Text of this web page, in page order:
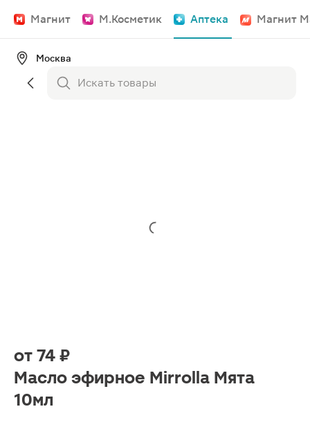
Магнит М.Косметик Аптека Магнит
Москва
от 74 ₽
Масло эфирное Mirrolla Мята
10мл